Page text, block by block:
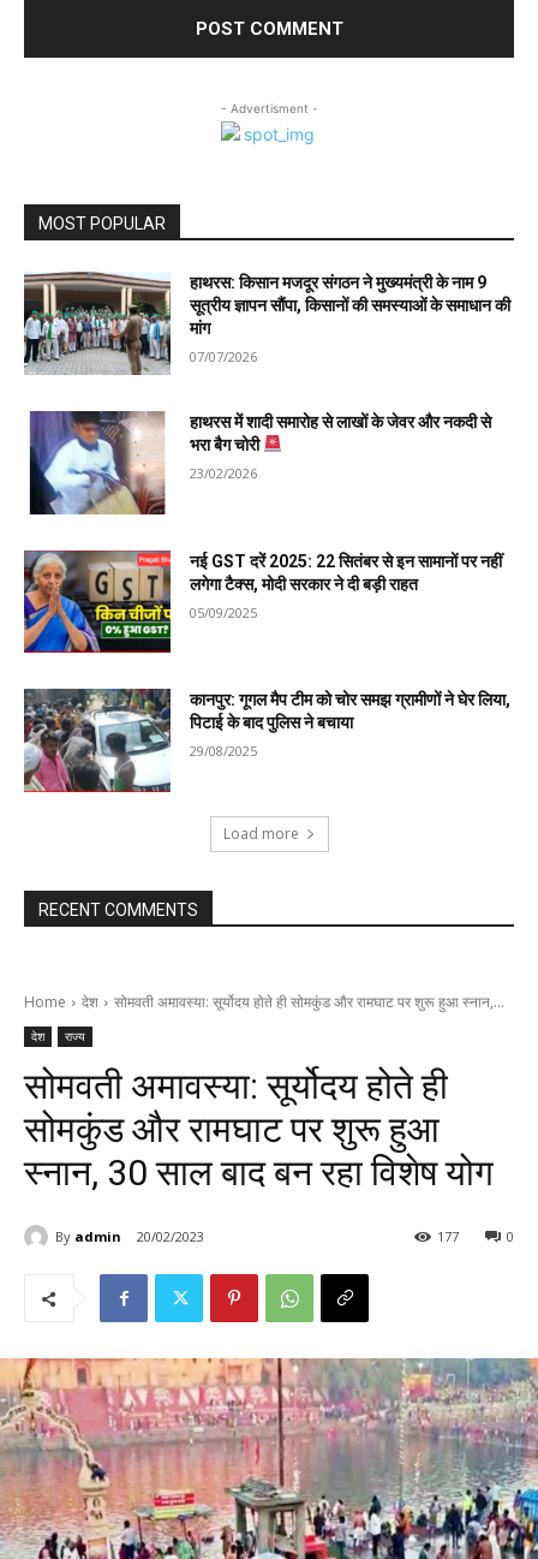
- Advertisment -
MOST POPULAR
हाथरस: किसान मजदूर संगठन ने मुख्यमंत्री के नाम 9
सूत्रीय ज्ञापन सौंपा, किसानों की समस्याओं के समाधान की
मांग
07/07/2026
हाथरस में शादी समारोह से लाखों के जेवर और नकदी से
भरा बैग चोरी
23/02/2026
नई GST दरें 2025: 22 सितंबर से इन सामानों पर नहीं
लगेगा टैक्स, मोदी सरकार ने दी बड़ी राहत
05/09/2025
कानपुर: गूगल मैप टीम को चोर समझ ग्रामीणों ने घेर लिया,
पिटाई के बाद पुलिस ने बचाया
29/08/2025
Load more
RECENT COMMENTS